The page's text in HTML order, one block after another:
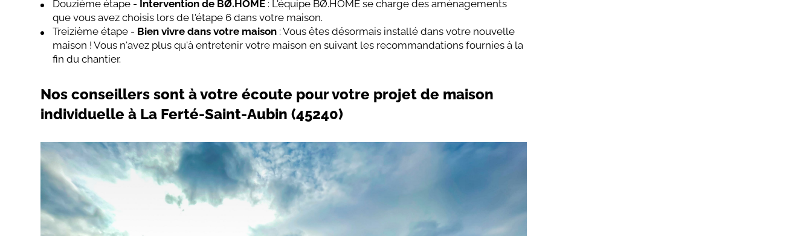
Douzième étape - Intervention de BØ.HOME : L'équipe BØ.HOME se charge des aménagements
que vous avez choisis lors de l'étape 6 dans votre maison.
Treizième étape - Bien vivre dans votre maison : Vous êtes désormais installé dans votre nouvelle
maison ! Vous n'avez plus qu'à entretenir votre maison en suivant les recommandations fournies à la
fin du chantier.
Nos conseillers sont à votre écoute pour votre projet de maison
individuelle à La Ferté-Saint-Aubin (45240)